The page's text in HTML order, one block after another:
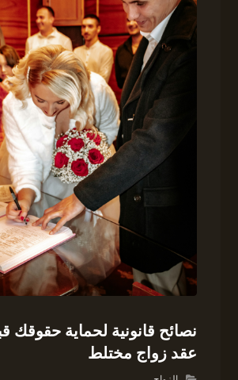
نصائح قانونية لحماية حقوقك
عقد زواج مختلط